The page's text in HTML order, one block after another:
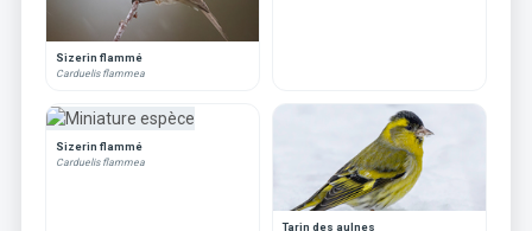
Sizerin flammé
Carduelis flammea
Sizerin flammé
Carduelis flammea
Tarin des aulnes